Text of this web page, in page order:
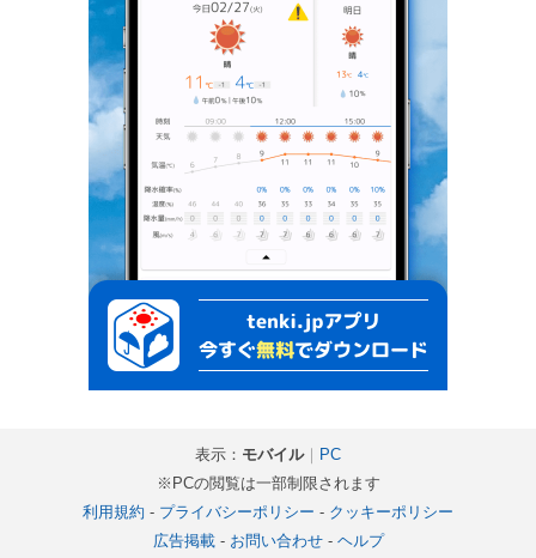
表示： モバイル｜
PC
※PCの閲覧は一部制限されます
利用規約 - プライバシーポリシー - クッキーポリシー
広告掲載- お問い合わせ- ヘルプ